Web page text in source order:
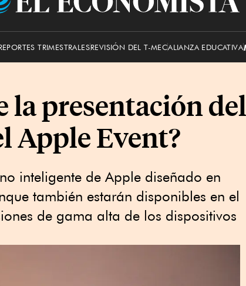
El
TRIMESTRALESREVISIÓN DEL T-MECALIANZA EDUCATIVA
la presentación
Apple Event?
inteligente de Apple diseñado en
también estarán disponibles en el
de gama alta de los dispositivos